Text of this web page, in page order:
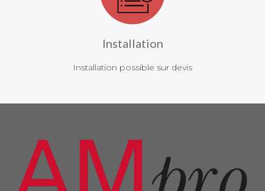
Installation
Installation possible sur devis